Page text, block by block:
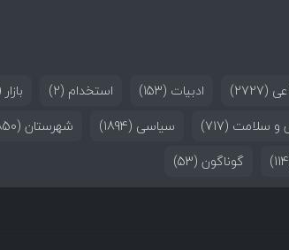
(2727) ادبیات (153) استخدام (2) بازار
و سلامت (717) سیاسی (1894) شهرستان (5850)
گوناگون (53)